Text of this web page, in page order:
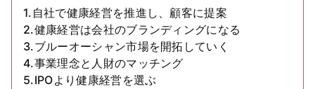
1.自社で健康経営を推進し、顧客に提案
2.健康経営は会社のブランディングになる
3.ブルーオーシャン市場を開拓していく
4.事業理念と人財のマッチング
5.IPOより健康経営を選ぶ